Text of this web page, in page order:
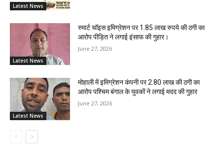
Latest News
Latest News
स्मार्ट चॉइस इमिग्रेशन पर 1.85 लाख रुपये की ठगी का
आरोप पीड़ित ने लगाई इंसाफ की गुहार।
June 27, 2026
Latest News
मोहाली में इमिग्रेशन कंपनी पर 2.80 लाख की ठगी का
आरोप पश्चिम बंगाल के युवकों ने लगाई मदद की गुहार
June 27, 2026